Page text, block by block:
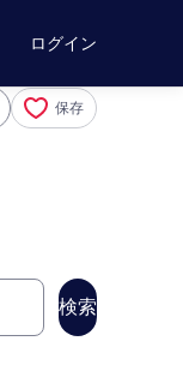
ログイン
保存
検索